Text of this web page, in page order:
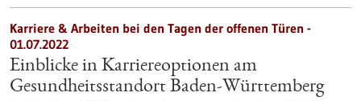
Karriere & Arbeiten bei den Tagen der offenen Türen -
01.07.2022
Einblicke in Karriereoptionen am
Gesundheitsstandort Baden-Württemberg